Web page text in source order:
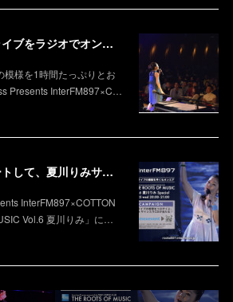
一青窈のプレミアムライブをラジオでオンエア決定！
模様を1時間たっぷりとお
Presents InterFM897×C…
ライブの感想をツイートして、夏川りみサイン入りグッズをゲット！
InterFM897×COTTON
Vol.6 夏川りみ」に…